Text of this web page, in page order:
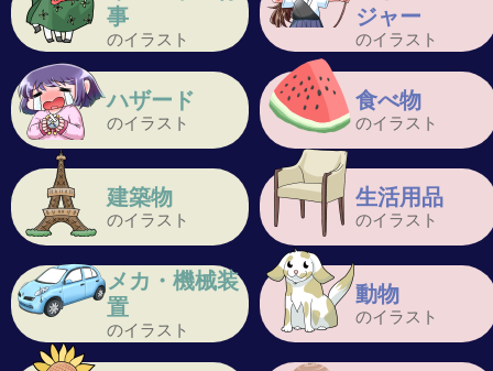
事
のイラスト
ジャー
のイラスト
ハザード
のイラスト
食べ物
のイラスト
建築物
のイラスト
生活用品
のイラスト
メカ・機械装
置
のイラスト
動物
のイラスト